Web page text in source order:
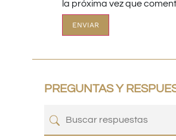
la próxima vez que
PREGUNTAS Y